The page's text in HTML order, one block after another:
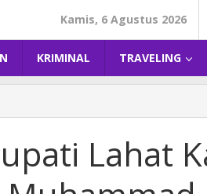
Kamis, 6 Agustus 2026
KRIMINAL TRAVELING
Lahat